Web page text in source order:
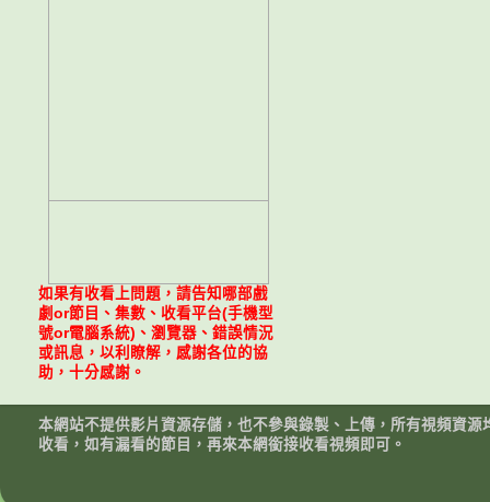
如果有收看上問題，請告知哪部戲
劇or節目、集數、收看平台(手機型
號or電腦系統)、瀏覽器、錯誤情況
或訊息，以利瞭解，感謝各位的協
助，十分感謝。
本網站不提供影片資源存儲，也不參與錄製、上傳，所有視頻資
收看，如有漏看的節目，再來本網銜接收看視頻即可。